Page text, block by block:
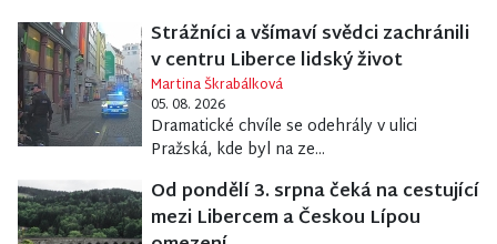
Strážníci a všímaví svědci zachránili
v centru Liberce lidský život
Martina Škrabálková
05. 08. 2026
Dramatické chvíle se odehrály v ulici
Pražská, kde byl na ze...
Od pondělí 3. srpna čeká na cestující
mezi Libercem a Českou Lípou